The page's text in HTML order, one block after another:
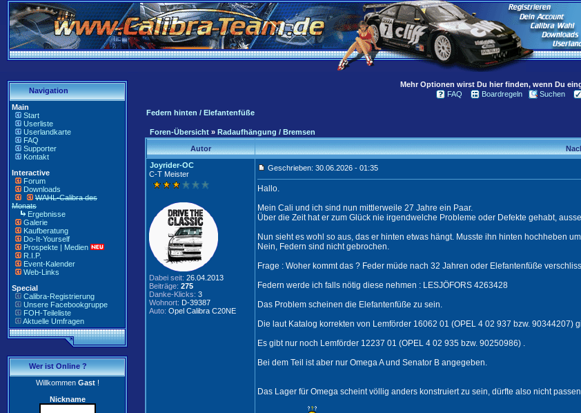
Navigation
Main
Start
Userliste
Userlandkarte
FAQ
Supporter
Kontakt
Interactive
Forum
Downloads
WAHL-Calibra des
Monats
Ergebnisse
Galerie
Kaufberatung
Do-It-Yourself
Prospekte | Medien
R.I.P.
Event-Kalender
Web-Links
Special
Calibra-Registrierung
Unsere Facebookgruppe
FOH-Teileliste
Aktuelle Umfragen
Wer ist Online ?
WillkommenGast!
Nickname
Mehr Optionen wirst Du hier finden, wenn Du
FAQ
Boardregeln Suchen
Federn hinten / Elefantenfüße
Foren-Übersicht » Radaufhängung / Bremsen
Autor
Joyrider-OC
C-T Meister
Dabei seit: 26.04.2013
Beiträge: 275
Danke-Klicks: 3
Wohnort: D-39387
Auto: Opel Calibra C20NE
Geschrieben: 30.06.2026 - 01:35
Hallo.
Mein Cali und ich sind nun mittlerweile 27 Jahre ein Paar.
Über die Zeit hat er zum Glück nie irgendwelche Probleme oder Defekte gehabt,
Nun sieht es wohl so aus, das er hinten etwas hängt. Musste ihn hinten hochheben
Nein, Federn sind nicht gebrochen.
Frage : Woher kommt das ? Feder müde nach 32 Jahren oder Elefantenfüße
Federn werde ich falls nötig diese nehmen : LESJÖFORS 4263428
Das Problem scheinen die Elefantenfüße zu sein.
Die laut Katalog korrekten von Lemförder 16062 01 (OPEL 4 02 937 bzw. 90344207)
Es gibt nur noch Lemförder 12237 01 (OPEL 4 02 935 bzw. 90250986) .
Bei dem Teil ist aber nur Omega A und Senator B angegeben.
Das Lager für Omega scheint völlig anders konstruiert zu sein, dürfte also nicht